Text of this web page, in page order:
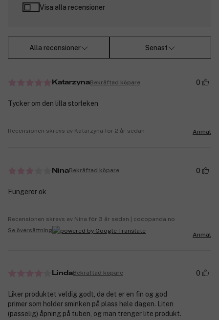
Visa alla recensioner
Alla recensioner Senast
KatarzynaBekräftad köpare 0
Tycker om den lilla storleken
Recensionen skrevs av Katarzyna för 2 år sedan Anmäl
NinaBekräftad köpare 0
Fungerer ok
Recensionen skrevs av Nina för 3 år sedan | cocopanda.no
Se översättning
Anmäl
LindaBekräftad köpare 0
Liker produktet veldig godt, da det er en fin og god
primer som holder sminken på plass hele dagen. Liten
(passelig) åpning på tuben, og man trenger lite produkt.